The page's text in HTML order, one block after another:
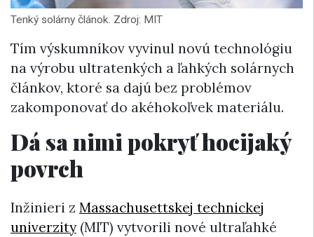
Tenký solárny článok. Zdroj: MIT
Tím výskumníkov vyvinul novú technológiu ​​
na výrobu ultratenkých a ľahkých solárnych
článkov, ktoré sa dajú bez problémov
zakomponovať do akéhokoľvek materiálu.
Dá sa nimi pokryť hocijaký
povrch
Inžinieri z Massachusettskej technickej
univerzity(MIT) vytvorili nové ultraľahké